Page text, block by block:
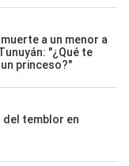
a un menor a
"¿Qué te
princeso?"
del temblor en